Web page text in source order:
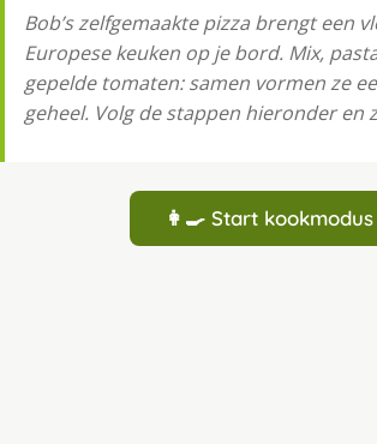
Bob’s zelfgemaakte pizza brengt een
Europese keuken op je bord. Mix,
gepelde tomaten: samen vormen ze
geheel. Volg de stappen hieronder en
👩‍🍳 Start kookmodus